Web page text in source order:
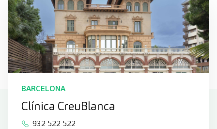
BARCELONA
Clínica CreuBlanca
932 522 522